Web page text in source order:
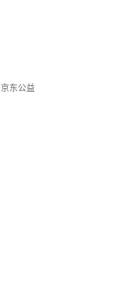
京东公益